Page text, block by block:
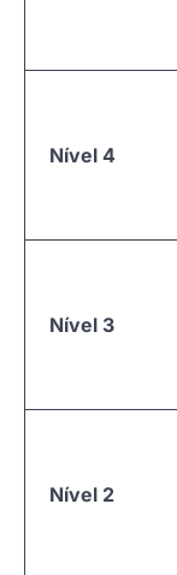
Nível 4
Nível 3
Nível 2